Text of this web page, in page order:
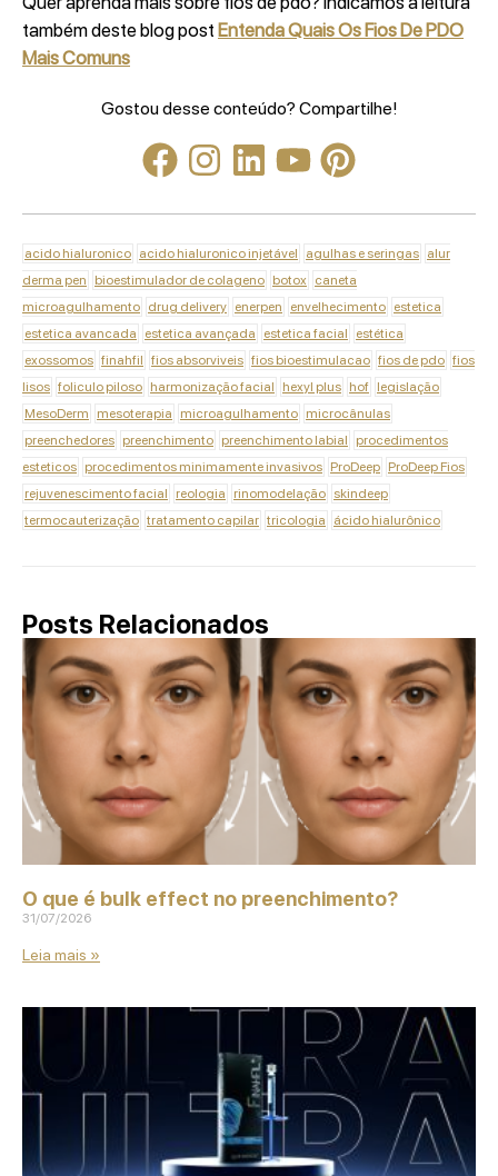
também deste blog post Entenda Quais Os Fios De PDO
Mais Comuns
Gostou desse conteúdo? Compartilhe!
acido hialuronico acido hialuronico injetável agulhas e seringas alur
derma pen
bioestimulador de colageno botox caneta
microagulhamento drug delivery enerpen envelhecimento estetica
estetica avancada
estetica avançada estetica facial
estética
exossomos finahfil fios absorviveis fios bioestimulacao fios de pdo fios
lisos foliculo piloso harmonização facial hexyl plus hof legislação
MesoDerm
mesoterapia microagulhamento microcânulas
preenchedores preenchimento preenchimento labial
procedimentos
esteticos procedimentos minimamente invasivos ProDeep ProDeep Fios
rejuvenescimento facial
reologia rinomodelação skindeep
termocauterização tratamento capilar tricologia ácido hialurônico
Posts Relacionados
O que é bulk effect no preenchimento?
31/07/2026
Leia mais »